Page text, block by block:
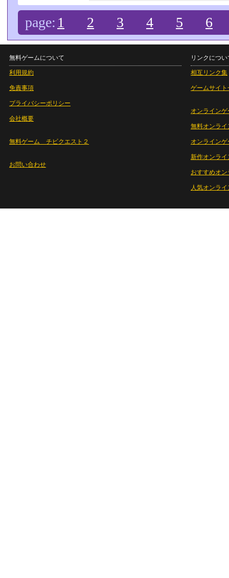
page: 1 2 3 4 5 6
無料ゲームについて
利用規約
免責事項
プライバシーポリシー
会社概要
無料ゲーム チビクエスト２
お問い合わせ
リンクについ
相互リンク集
ゲームサイト
オンラインゲ
無料オンライ
オンライン
新作オンライ
おすすめオ
人気オンラ